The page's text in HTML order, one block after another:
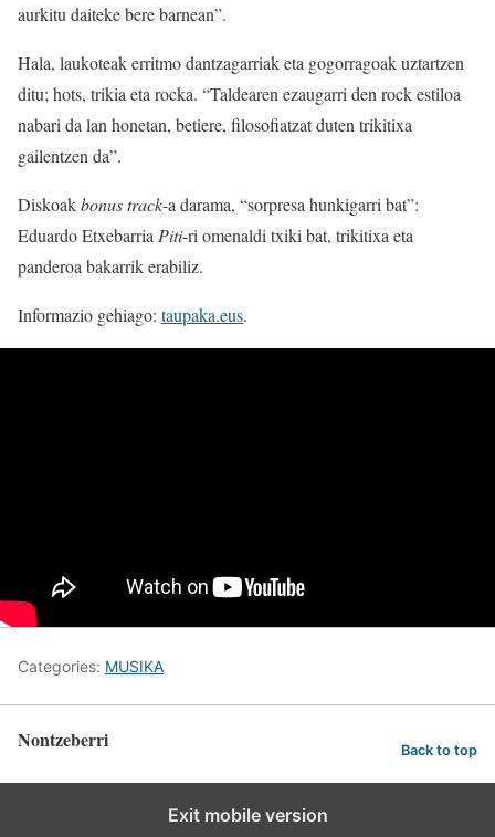
aurkitu daiteke bere barnean”.
Hala, laukoteak erritmo dantzagarriak eta gogorragoak uztartzen
ditu; hots, trikia eta rocka. “Taldearen ezaugarri den rock estiloa
nabari da lan honetan, betiere, filosofiatzat duten trikitixa
gailentzen da”.
Diskoakbonus track-a darama, “sorpresa hunkigarri bat”:
Eduardo EtxebarriaPiti-ri omenaldi txiki bat, trikitixa eta
panderoa bakarrik erabiliz.
Informazio gehiago: taupaka.eus.
Categories: MUSIKA
Nontzeberri Back to top
Exit mobile version